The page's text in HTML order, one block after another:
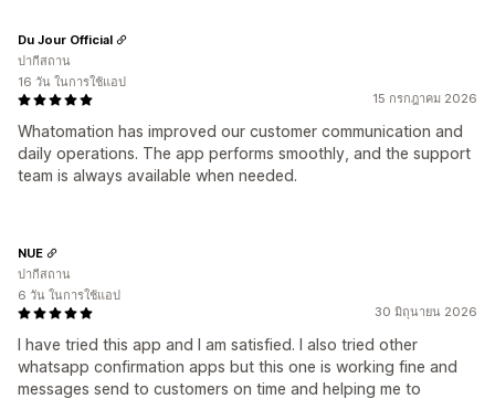
15 กรกฎาคม 2026
Whatomation has improved our customer communication and
daily operations. The app performs smoothly, and the support
team is always available when needed.
Du Jour Official
ปากีสถาน
16 วัน ในการใช้แอป
30 มิถุนายน 2026
I have tried this app and I am satisfied. I also tried other
whatsapp confirmation apps but this one is working fine and
messages send to customers on time and helping me to
NUE
ปากีสถาน
6 วัน ในการใช้แอป